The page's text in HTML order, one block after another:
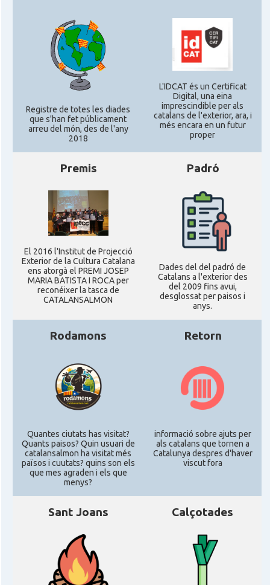
Registre de totes les diades
que s'han fet públicament
arreu del món, des de l'any
2018
L'IDCAT és un Certificat
Digital, una eina
imprescindible per als
catalans de l'exterior, ara, i
més encara en un futur
proper
Premis
El 2016 l'Institut de Projecció
Exterior de la Cultura Catalana
ens atorgà el PREMI JOSEP
MARIA BATISTA I ROCA per
reconéixer la tasca de
CATALANSALMON
Padró
Dades del del padró de
Catalans a l'exterior des
del 2009 fins avui,
desglossat per paisos i
anys.
Rodamons
Quantes ciutats has visitat?
Quants paisos? Quin usuari de
catalansalmon ha visitat més
països i cuutats? quins son els
que mes agraden i els que
menys?
Retorn
informació sobre ajuts per
als catalans que tornen a
Catalunya despres d'haver
viscut fora
Sant Joans Calçotades